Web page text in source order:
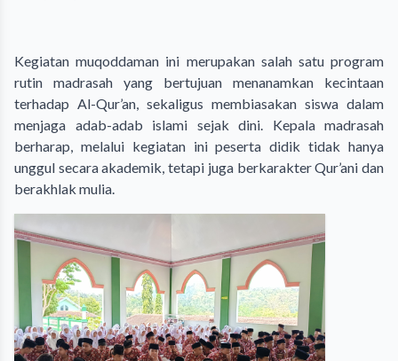
Kegiatan muqoddaman ini merupakan salah satu program
rutin madrasah yang bertujuan menanamkan kecintaan
terhadap Al-Qur’an, sekaligus membiasakan siswa dalam
menjaga adab-adab islami sejak dini. Kepala madrasah
berharap, melalui kegiatan ini peserta didik tidak hanya
unggul secara akademik, tetapi juga berkarakter Qur’ani dan
berakhlak mulia.